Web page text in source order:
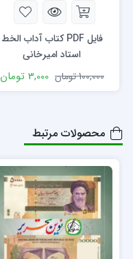
فایل PDF کتاب آداب الخط
استاد امیرخانی
100,000تومان 3,000 تومان
محصولات مرتبط